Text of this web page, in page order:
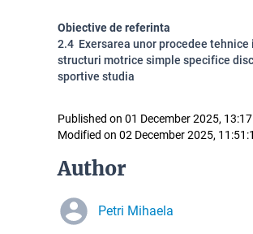
Obiective de referinta
2.4 Exersarea unor procedee tehnice
structuri motrice simple specifice
sportive studia
Published on 01 December 2025,
Modified on 02 December 2025,
Author
Petri Mihaela